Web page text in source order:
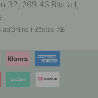
32, 269 43 Båstad,
i Båstad AB